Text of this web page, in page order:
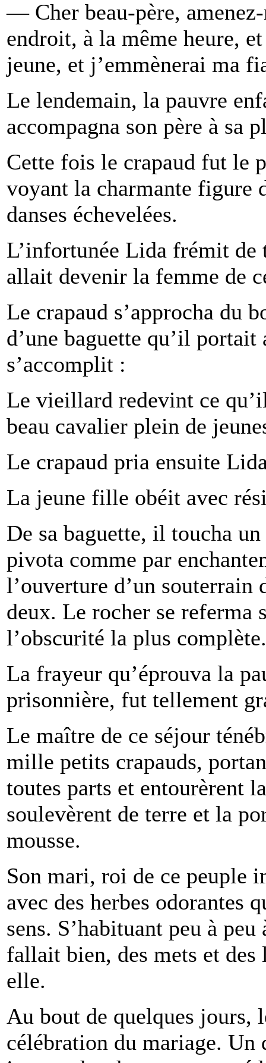
— Cher beau-père,
endroit, à la même heure,
jeune, et j’emmènerai ma
Le lendemain, la pauvre
accompagna son père à sa
Cette fois le crapaud fut le
voyant la charmante figure
danses échevelées.
L’infortunée Lida frémit de
allait devenir la femme de
Le crapaud s’approcha du
d’une baguette qu’il
s’accomplit :
Le vieillard redevint ce
beau cavalier plein de
Le crapaud pria ensuite
La jeune fille obéit avec
De sa baguette, il toucha
pivota comme par
l’ouverture d’un souterrain
deux. Le rocher se referma
l’obscurité la plus complète.
La frayeur qu’éprouva la
prisonnière, fut tellement
Le maître de ce séjour
mille petits crapauds,
toutes parts et entourèrent
soulevèrent de terre et la
mousse.
Son mari, roi de ce peuple
avec des herbes odorantes
sens. S’habituant peu à
fallait bien, des mets et des
elle.
Au bout de quelques jours,
célébration du mariage.